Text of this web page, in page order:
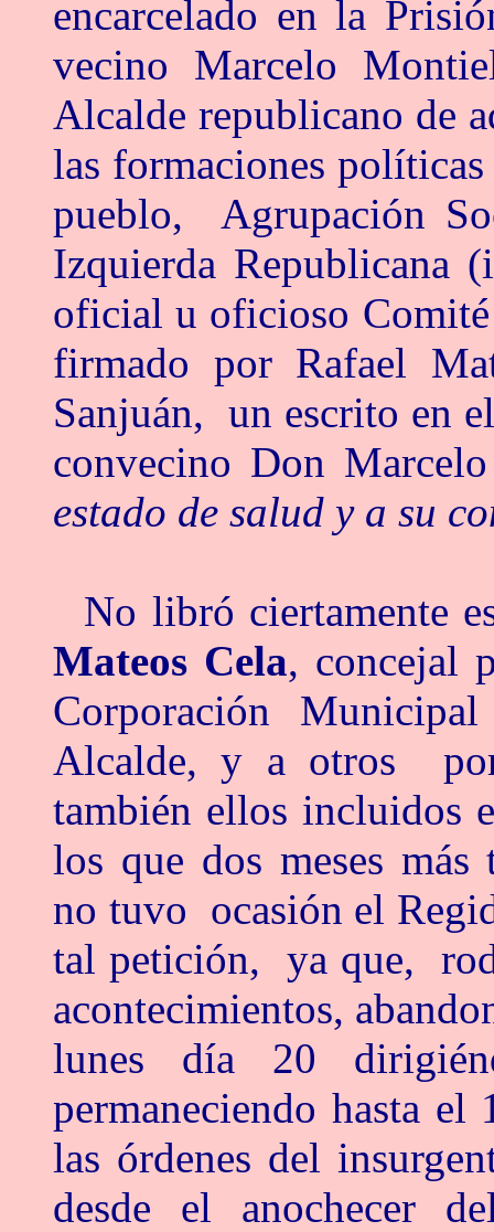
encarcelado en la
vecino Marcelo
Alcalde republicano de
las formaciones
pueblo, Agrupación
Izquierda Republicana
oficial u oficioso
firmado por Rafael
Sanjuán, un escrito en
convecino Don
estado de salud y a su
No libró ciertamente
Mateos Cela, concejal
Corporación
Alcalde, y a otros
también ellos incluidos
los que dos meses más
no tuvo ocasión el
tal petición, ya que,
acontecimientos,
lunes día 20
permaneciendo hasta
las órdenes del
desde el anochecer